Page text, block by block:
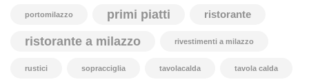
portomilazzo primi piatti ristorante
ristorante a milazzo rivestimenti a milazzo
rustici sopracciglia tavolacalda tavola calda